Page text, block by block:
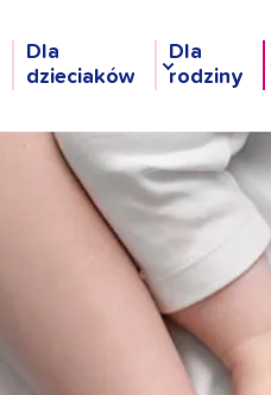
Dla
dzieciaków
Dla
rodziny